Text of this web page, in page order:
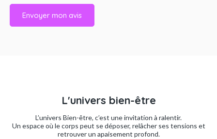
Envoyer mon avis
L'univers bien-être
L’univers Bien-être, c’est une invitation à ralentir.
Un espace où le corps peut se déposer, relâcher ses tensions et
retrouver un apaisement profond.